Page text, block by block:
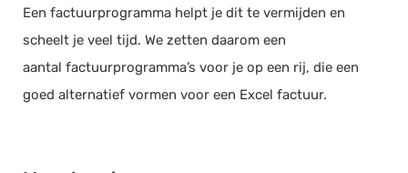
Chat
Helpdesk
Een factuurprogramma helpt je dit te vermijden en
scheelt je veel tijd. We zetten daarom een
aantal factuurprogramma’s voor je op een rij, die een
goed alternatief vormen voor een Excel factuur.